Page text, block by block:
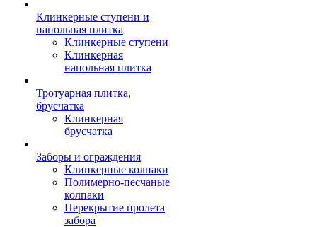
Клинкерные ступени и
напольная плитка
Клинкерные ступени
Клинкерная
напольная плитка
Тротуарная плитка,
брусчатка
Клинкерная
брусчатка
Заборы и ограждения
Клинкерные колпаки
Полимерно-песчаные
колпаки
Перекрытие пролета
забора